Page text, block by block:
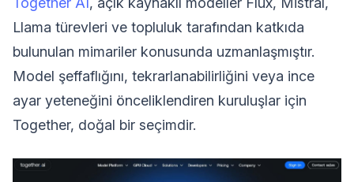
Llama türevleri ve topluluk tarafından katkıda
bulunulan mimariler konusunda uzmanlaşmıştır.
Model şeffaflığını, tekrarlanabilirliğini veya ince
ayar yeteneğini önceliklendiren kuruluşlar için
Together, doğal bir seçimdir.